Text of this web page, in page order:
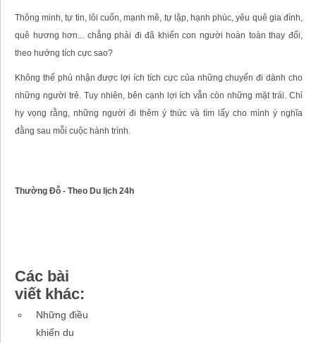
Thông minh, tự tin, lôi cuốn, mạnh mẽ, tự lập, hạnh phúc, yêu quê gia đình,
quê hương hơn... chẳng phải đi đã khiến con người hoàn toàn thay đổi,
theo hướng tích cực sao?
Không thể phủ nhận được lợi ích tích cực của những chuyến đi dành cho
những người trẻ. Tuy nhiên, bên cạnh lợi ích vẫn còn những mặt trái. Chỉ
hy vọng rằng, những người đi thêm ý thức và tìm lấy cho mình ý nghĩa
đằng sau mỗi cuộc hành trình.
Thường Đỗ - Theo Du lịch 24h
Các bài
viết khác:
Những điều
khiến du